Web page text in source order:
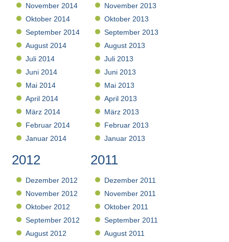
November 2014
Oktober 2014
September 2014
August 2014
Juli 2014
Juni 2014
Mai 2014
April 2014
März 2014
Februar 2014
Januar 2014
November 2013
Oktober 2013
September 2013
August 2013
Juli 2013
Juni 2013
Mai 2013
April 2013
März 2013
Februar 2013
Januar 2013
2012
Dezember 2012
November 2012
Oktober 2012
September 2012
August 2012
2011
Dezember 2011
November 2011
Oktober 2011
September 2011
August 2011